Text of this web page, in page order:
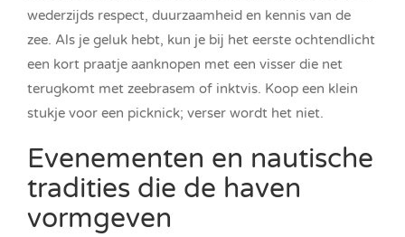
wederzijds respect, duurzaamheid en kennis van de
zee. Als je geluk hebt, kun je bij het eerste ochtendlicht
een kort praatje aanknopen met een visser die net
terugkomt met zeebrasem of inktvis. Koop een klein
stukje voor een picknick; verser wordt het niet.
Evenementen en nautische
tradities die de haven
vormgeven